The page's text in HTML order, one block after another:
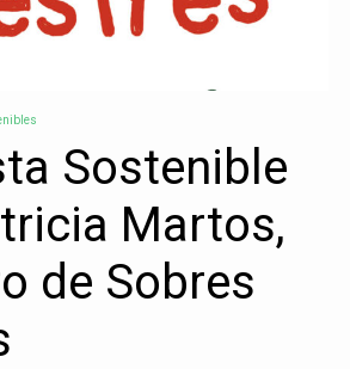
Sostenible
Martos,
de Sobres